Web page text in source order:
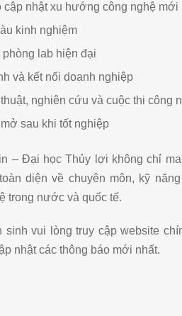
nhật xu hướng công nghệ mới
kinh nghiệm
phòng lab hiện đại
và kết nối doanh nghiệp
nghiên cứu và cuộc thi công
sau khi tốt nghiệp
– Đại học Thủy lợi không chỉ
diện về chuyên môn, kỹ
trong nước và quốc tế.
sinh vui lòng truy cập website
nhật các thông báo mới nhất.